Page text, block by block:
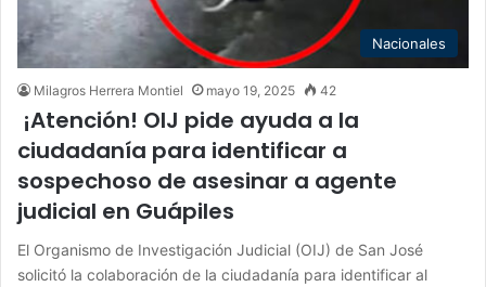
Nacionales
Milagros Herrera Montiel mayo 19, 2025 42
¡Atención! OIJ pide ayuda a la
ciudadanía para identificar a
sospechoso de asesinar a agente
judicial en Guápiles
El Organismo de Investigación Judicial (OIJ) de San José
solicitó la colaboración de la ciudadanía para identificar al